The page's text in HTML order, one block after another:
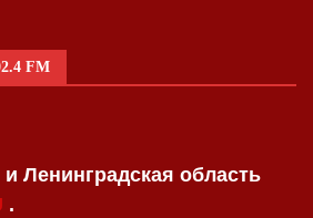
FM
Ленинградская область
.